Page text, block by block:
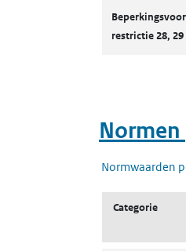
restrictie 28, 29
Normen
Normwaarden
Categorie